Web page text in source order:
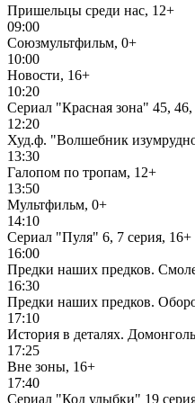
Пришельцы среди нас, 12+
09:00
Союзмультфильм, 0+
10:00
Новости, 16+
10:20
Сериал "Красная зона" 45, 46,
12:20
Худ.ф. "Волшебник
13:30
Галопом по тропам, 12+
13:50
Мультфильм, 0+
14:10
Сериал "Пуля" 6, 7 серия, 16+
16:00
Предки наших предков.
16:30
Предки наших предков.
17:10
История в деталях.
17:25
Вне зоны, 16+
17:40
Сериал "Код улыбки" 19